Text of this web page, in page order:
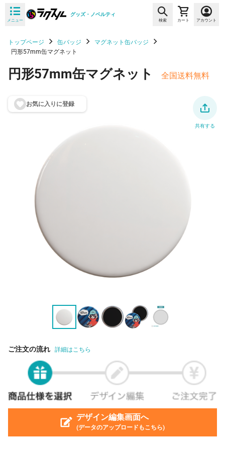
メニュー
グッズ・ノベルティ
検索 カート アカウント
トップページ 缶バッジ
マグネット缶バッジ
円形57mm缶マグネット
円形57mm缶マグネット 全国送料無料
お気に入りに登録
共有する
ご注文の流れ 詳細はこちら
デザイン編集画面へ
(データのアップロードもこちら)